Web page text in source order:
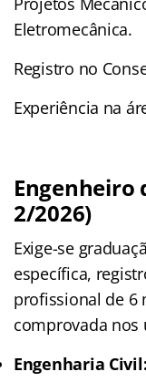
Eletromecânica.
Registro no
Experiência na
Engenheiro
2/2026)
Exige-se
específica,
profissional de 6
comprovada nos
Engenharia Civil: